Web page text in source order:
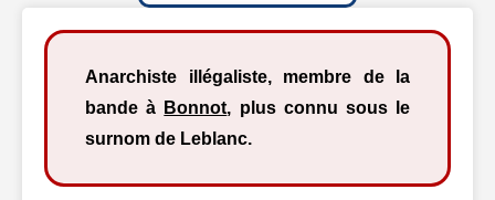
Anarchiste illégaliste, membre de la
bande à Bonnot, plus connu sous le
surnom de Leblanc.